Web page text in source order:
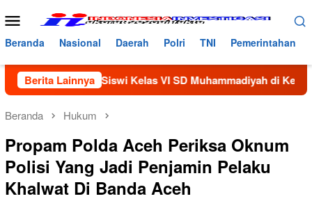
ke
konten
Menu
Mobile
Beranda Nasional Daerah Polri TNI Pemerintahan
Berita Lainnya
Siswi Kelas VI SD Muhammadiyah di Keluarkan Dari
Beranda Hukum
Propam Polda Aceh Periksa Oknum
Polisi Yang Jadi Penjamin Pelaku
Khalwat Di Banda Aceh